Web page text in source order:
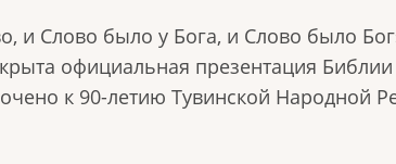
и Слово было у Бога, и Слово было
официальная презентация
к 90-летию Тувинской Народной